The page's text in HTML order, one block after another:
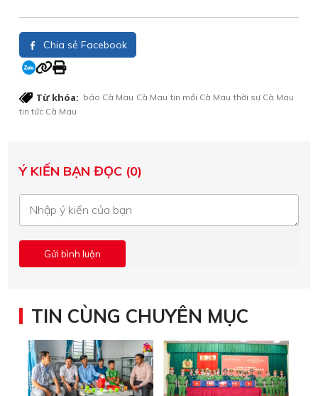
Chia sẻ Facebook
Từ khóa: báo Cà Mau Cà Mau tin mới Cà Mau thời sự Cà Mau
tin tức Cà Mau
Ý KIẾN BẠN ĐỌC (0)
TIN CÙNG CHUYÊN MỤC